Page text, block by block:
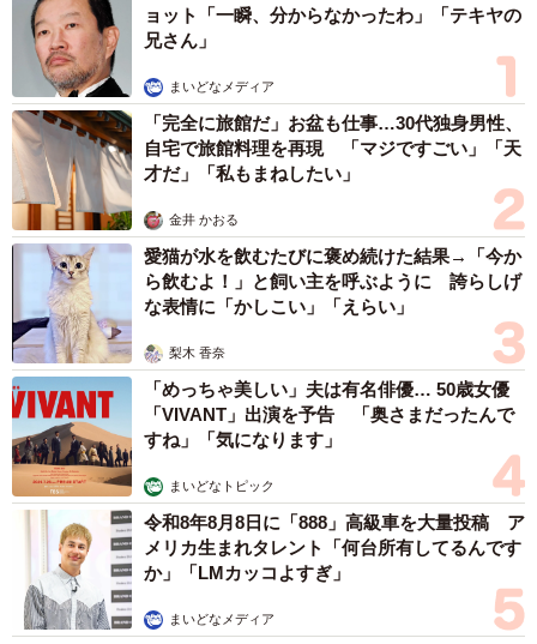
ョット「一瞬、分からなかったわ」「テキヤの
兄さん」
まいどなメディア
「完全に旅館だ」お盆も仕事…30代独身男性、
自宅で旅館料理を再現 「マジですごい」「天
才だ」「私もまねしたい」
金井 かおる
愛猫が水を飲むたびに褒め続けた結果→「今か
ら飲むよ！」と飼い主を呼ぶように 誇らしげ
な表情に「かしこい」「えらい」
梨木 香奈
「めっちゃ美しい」夫は有名俳優… 50歳女優
「VIVANT」出演を予告 「奥さまだったんで
すね」「気になります」
まいどなトピック
令和8年8月8日に「888」高級車を大量投稿 ア
メリカ生まれタレント「何台所有してるんです
か」「LMカッコよすぎ」
まいどなメディア